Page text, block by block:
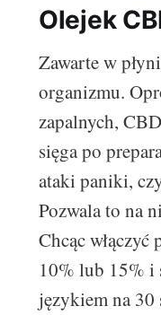
Olejek
Zawarte w
organizmu.
zapalnych,
sięga po
ataki paniki,
Pozwala to na
Chcąc
10% lub 15% i
językiem na